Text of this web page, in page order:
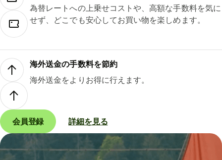
為替レートへの上乗せコストや、高額な手数料を気に
せず、どこでも安心してお買い物を楽しめます。
海外送金の手数料を節約
海外送金をよりお得に行えます。
会員登録 詳細を見る